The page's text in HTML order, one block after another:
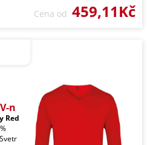
Cena od 459,11Kč
n
Red